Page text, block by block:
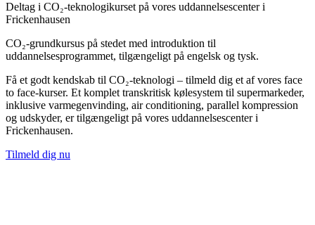
Deltag i CO₂-teknologikurset på vores uddannelsescenter i
Frickenhausen
CO₂-grundkursus på stedet med introduktion til
uddannelsesprogrammet, tilgængeligt på engelsk og tysk.
Få et godt kendskab til CO₂-teknologi – tilmeld dig et af vores face
to face-kurser. Et komplet transkritisk kølesystem til supermarkeder,
inklusive varmegenvinding, air conditioning, parallel kompression
og udskyder, er tilgængeligt på vores uddannelsescenter i
Frickenhausen.
Tilmeld dig nu